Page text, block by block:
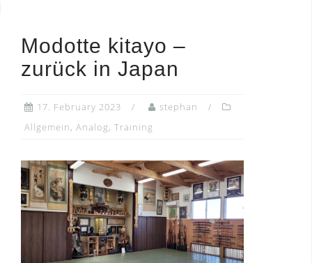
Modotte kitayo –
zurück in Japan
17. February 2023
stephan
Allgemein, Analog, Training